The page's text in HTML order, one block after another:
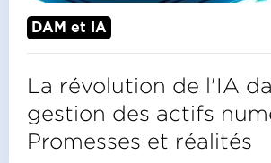
DAM et IA
La révolution de l'IA
gestion des actifs
Promesses et réalités